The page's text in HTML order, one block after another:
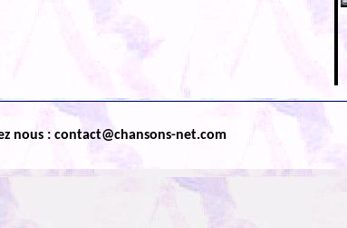
nous : contact@chansons-net.com